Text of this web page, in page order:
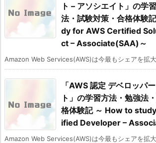
ト – アソシエイト」の学
法・試験対策・合格体験
dy for AWS Certified
ct – Associate(SAA)～
Amazon Web Services(AWS)は今最もシェアを拡
「AWS 認定 デベロッパ
ト」の学習方法・勉強法
格体験記 ～ How to
ified Developer –
Amazon Web Services(AWS)は今最もシェアを拡